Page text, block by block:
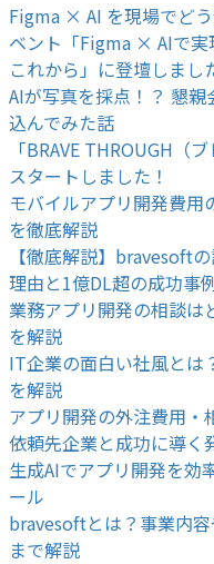
Figma × AI を現場でど
ベント「Figma × AIで実
これから」に登壇しまし
AIが写真を採点！？ 懇
込んでみた話
「BRAVE THROUGH（
スタートしました！
モバイルアプリ開発費用
を徹底解説
【徹底解説】bravesoft
理由と1億DL超の成功事
業務アプリ開発の相談は
を解説
IT企業の面白い社風とは
を解説
アプリ開発の外注費用
依頼先企業と成功に導く
生成AIでアプリ開発を効
ール
bravesoftとは？事業内
まで解説